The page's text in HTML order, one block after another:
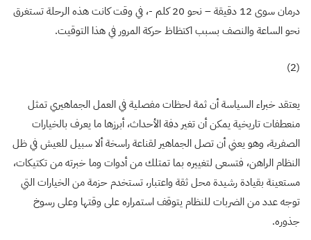
درمان سوى 12 دقيقة – نحو 20 كلم -، في وقت كانت هذه الرحلة تستغرق
نحو الساعة والنصف بسبب اكتظاظ حركة المرور في هذا التوقيت.
(2)
يعتقد خبراء السياسة أن ثمة لحظات مفصلية في العمل الجماهيري تمثل
منعطفات تاريخية يمكن أن تغير دفة الأحداث، أبرزها ما يعرف بالخيارات
الصفرية، وهو يعني أن تصل الجماهير لقناعة راسخة ألا سبيل للعيش في ظل
النظام الراهن، فتسعى لتغييره بما تمتلك من أدوات وما خبرته من تكتيكات،
مستعينة بقيادة رشيدة محل ثقة واعتبار، تستخدم حزمة من الخيارات التي
توجه عدد من الضربات للنظام يتوقف استمراره على وقتها وعلى رسوخ
جذوره.